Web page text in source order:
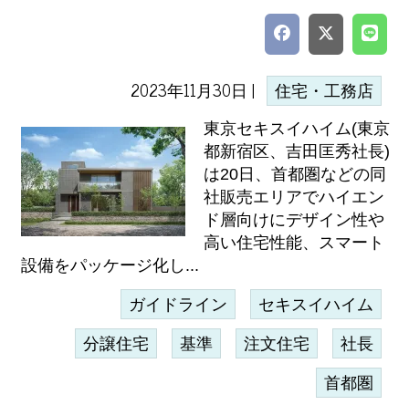
2023年11月30日 | 住宅・工務店
東京セキスイハイム(東京
都新宿区、吉田匡秀社長)
は20日、首都圏などの同
社販売エリアでハイエン
ド層向けにデザイン性や
高い住宅性能、スマート
設備をパッケージ化し...
ガイドライン セキスイハイム
分譲住宅 基準 注文住宅 社長
首都圏